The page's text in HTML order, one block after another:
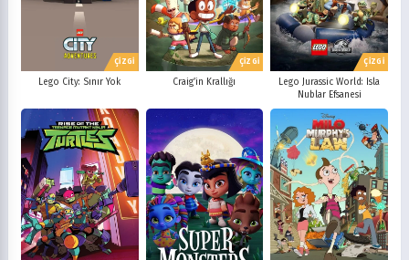
ÇİZGİ
Lego City: Sınır Yok
ÇİZGİ
Craig’in Krallığı
ÇİZGİ
Lego Jurassic World: Isla
Nublar Efsanesi